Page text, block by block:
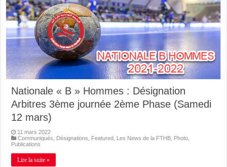
Nationale « B » Hommes : Désignation
Arbitres 3ème journée 2ème Phase (Samedi
12 mars)
11 mars 2022
Communiqués
Désignations Featured Les News de la FTHB Photo
Publications
Lire la suite »